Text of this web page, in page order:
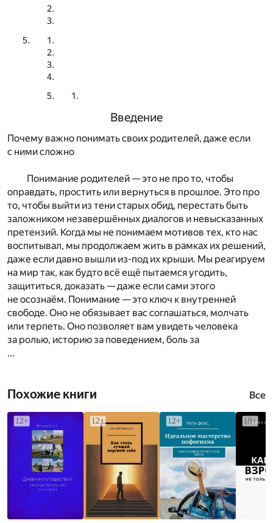
Введение
Почему важно понимать своих родителей, даже если
с ними сложно
Понимание родителей — это не про то, чтобы
оправдать, простить или вернуться в прошлое. Это про
то, чтобы выйти из тени старых обид, перестать быть
заложником незавершённых диалогов и невысказанных
претензий. Когда мы не понимаем мотивов тех, кто нас
воспитывал, мы продолжаем жить в рамках их решений,
даже если давно вышли из-под их крыши. Мы реагируем
на мир так, как будто всё ещё пытаемся угодить,
защититься, доказать — даже если сами этого
не осознаём. Понимание — это ключ к внутренней
свободе. Оно не обязывает вас соглашаться, молчать
или терпеть. Оно позволяет вам увидеть человека
за ролью, историю за поведением, боль за
...
Похожие книги Все